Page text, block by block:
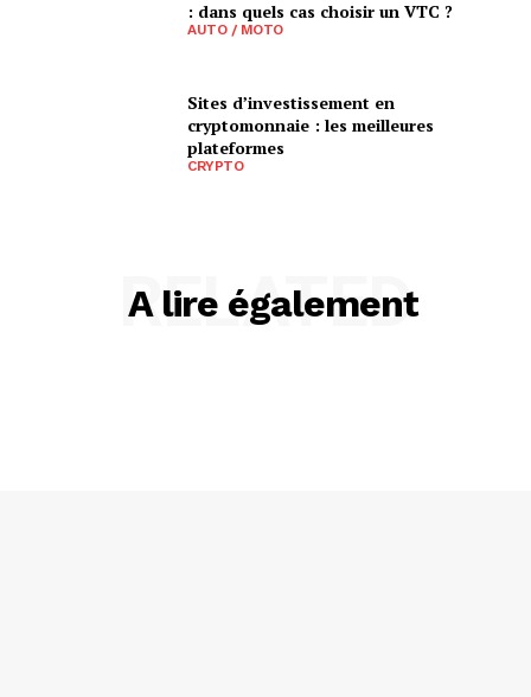
: dans quels cas choisir un VTC ?
AUTO / MOTO
Sites d’investissement en
cryptomonnaie : les meilleures
plateformes
CRYPTO
A lire également
RELATED